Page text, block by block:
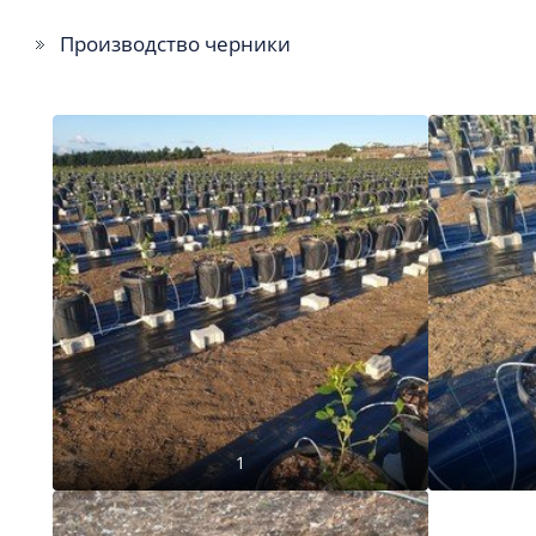
Производство черники
1